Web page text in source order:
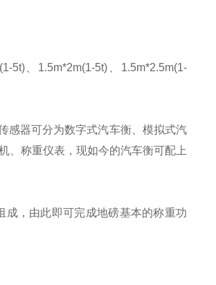
5t)、1.5m*2m(1-5t)、1.5m*2.5m(1-
感器可分为数字式汽车衡、模拟式汽
、称重仪表，现如今的汽车衡可配上
，由此即可完成地磅基本的称重功